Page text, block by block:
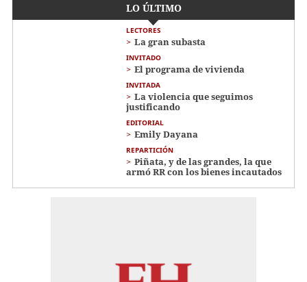
LO ÚLTIMO
LECTORES
La gran subasta
INVITADO
El programa de vivienda
INVITADA
La violencia que seguimos
justificando
EDITORIAL
Emily Dayana
REPARTICIÓN
Piñata, y de las grandes, la que
armó RR con los bienes incautados